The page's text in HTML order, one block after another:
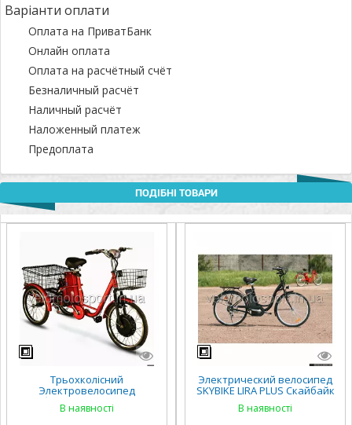
Варіанти оплати
Оплата на ПриватБанк
Онлайн оплата
Оплата на расчётный счёт
Безналичный расчёт
Наличный расчёт
Наложенный платеж
Предоплата
ПОДІБНІ ТОВАРИ
Трьохколісний
Электровелосипед
скайбайк грузовой SKYBIKE
3-CYCL (350W-36V) Красный
В наявності
Электрический велосипед
SKYBIKE LIRA PLUS Скайбайк
Ліра плюс (350W-36V)
В наявності